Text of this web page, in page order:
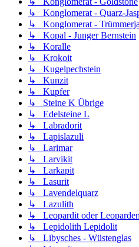
↳ Konglomerat - Quarz-
↳ Konglomerat -
↳ Kopal - Junger Bernstein
↳ Koralle
↳ Krokoit
↳ Kugelpechstein
↳ Kunzit
↳ Kupfer
↳ Steine K Übrige
↳ Edelsteine L
↳ Labradorit
↳ Lapislazuli
↳ Larimar
↳ Larvikit
↳ Larkapit
↳ Lasurit
↳ Lavendelquarz
↳ Lazulith
↳ Leopardit oder
↳ Lepidolith Lepidolit
↳ Libysches - Wüstenglas